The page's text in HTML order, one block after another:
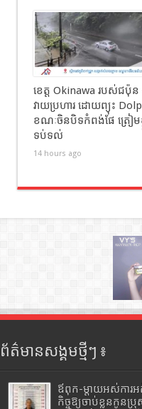
ខេត្ត Okinawa របស់ជប៉ុន
វាយប្រហារ ដោយព្យុះ
ខណៈចិនបិទកំពង់ផែ ត្រៀម
ទប់ទល់
14 hours ago
ព័ត៌មានសង្គមថ្មីៗ ៖
ឪពុក-ម្ដាយអស់ការអ
កិច្ចឱ្យចាប់ខ្លួនកូនប្រុ